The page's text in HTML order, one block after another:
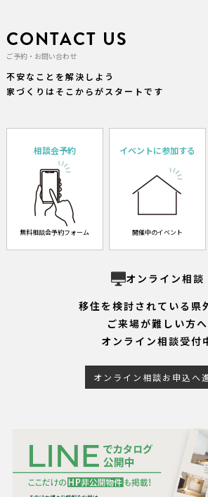
CONTACT US
ご予約・お問い合わせ
不安なことを解決しよう
家づくりはそこからがスタートです
相談会予約
無料相談会予約フォーム
イベントに参加する
開催中のイベント
オンライン相談
移住を検討されている県
ご来場が難しい方へ
オンライン相談受付
オンライン相談お申込へ